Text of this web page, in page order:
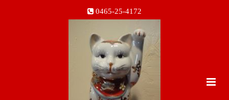
0465-25-4172